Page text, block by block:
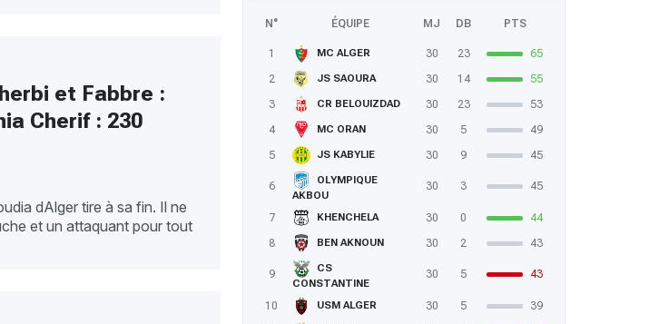
N° ÉQUIPE MJ DB PTS
1 MC ALGER 30 23
65
2
JS SAOURA 30 14
55
3
CR BELOUIZDAD 30 23
53
4
MC ORAN 30 5
49
5
JS KABYLIE 30 9 45
6
OLYMPIQUE
AKBOU
30 3 45
7 KHENCHELA 30 0
44
8
BEN AKNOUN 30 2 43
9
CS
CONSTANTINE
30 5 43
10 USM ALGER 30 5
39
et Fabbre :
Cherif : 230
dAlger tire à sa fin. Il ne
et un attaquant pour tout